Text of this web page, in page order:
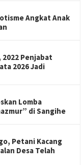
Angkat Anak
2022 Penjabat
2026 Jadi
Lomba
di Sangihe
Petani Kacang
Desa Telah